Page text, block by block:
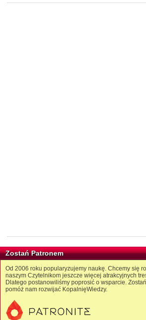
Zostań Patronem
Od 2006 roku popularyzujemy naukę. Chcemy się
naszym Czytelnikom jeszcze więcej atrakcyjnych
Dlatego postanowiliśmy poprosić o wsparcie.
pomóż nam rozwijać KopalnięWiedzy.